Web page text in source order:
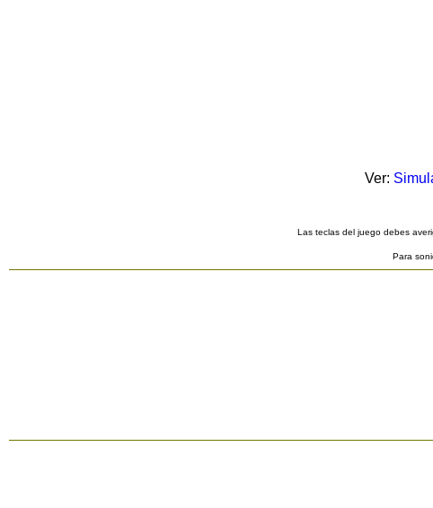
Ver:
Las teclas del juego debes
Para